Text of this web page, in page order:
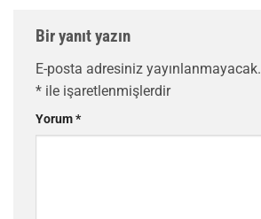
Bir yanıt yazın
E-posta adresiniz yayınlanmayacak.
* ile işaretlenmişlerdir
Yorum*